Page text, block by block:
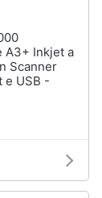
A3+ Inkjet a
Scanner
e USB -